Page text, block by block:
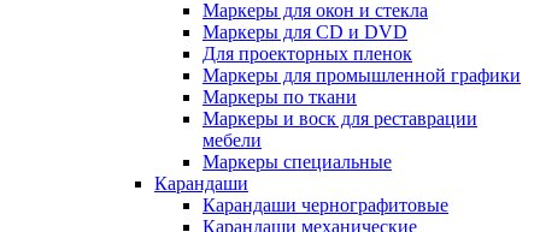
Маркеры для окон и стекла
Маркеры для CD и DVD
Для проекторных пленок
Маркеры для промышленной графики
Маркеры по ткани
Маркеры и воск для реставрации
мебели
Маркеры специальные
Карандаши
Карандаши чернографитовые
Карандаши механические